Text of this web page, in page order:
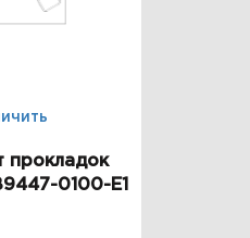
прокладок
0100-E1